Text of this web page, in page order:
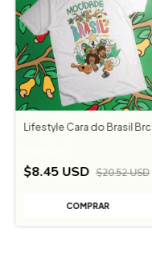
Lifestyle Cara do Brasil Brc
$8.45 USD $20.52 USD
COMPRAR